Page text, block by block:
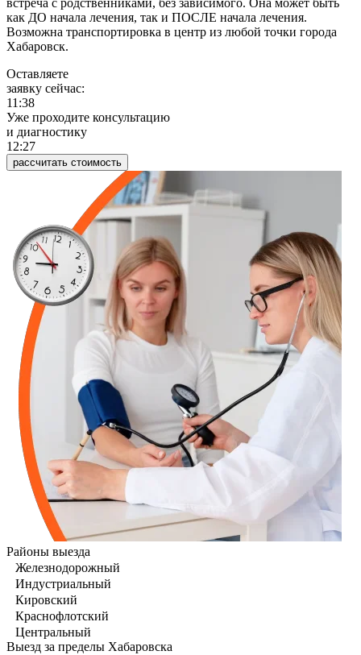
встреча с родственниками, без зависимого. Она может быть
как ДО начала лечения, так и ПОСЛЕ начала лечения.
Возможна транспортировка в центр из любой точки города
Хабаровск.
Оставляете
заявку сейчас:
11:38
Уже проходите консультацию
и диагностику
12:27
рассчитать стоимость
Районы выезда
Железнодорожный
Индустриальный
Кировский
Краснофлотский
Центральный
Выезд за пределы Хабаровска